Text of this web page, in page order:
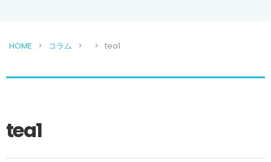
HOME コラム tea1
tea1